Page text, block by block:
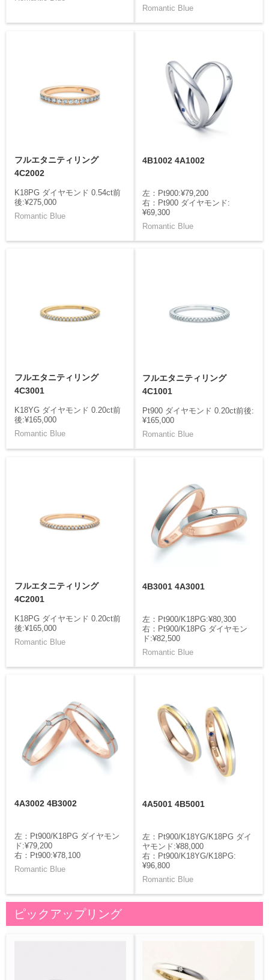
Romantic Blue
フルエタニティリング
4C2002
K18PG ダイヤモンド 0.54ct前
後:¥275,000
Romantic Blue
4B1002 4A1002
左：Pt900:¥79,200
右：Pt900 ダイヤモンド:
¥69,300
Romantic Blue
フルエタニティリング
4C3001
K18YG ダイヤモンド 0.20ct前
後:¥165,000
Romantic Blue
フルエタニティリング
4C1001
Pt900 ダイヤモンド 0.20ct前後:
¥165,000
Romantic Blue
フルエタニティリング
4C2001
K18PG ダイヤモンド 0.20ct前
後:¥165,000
Romantic Blue
4B3001 4A3001
左：Pt900/K18PG:¥80,300
右：Pt900/K18PG ダイヤモン
ド:¥82,500
Romantic Blue
4A3002 4B3002
左：Pt900/K18PG ダイヤモン
ド:¥79,200
右：Pt900:¥78,100
Romantic Blue
4A5001 4B5001
左：Pt900/K18YG/K18PG ダイ
ヤモンド:¥88,000
右：Pt900/K18YG/K18PG:
¥96,800
Romantic Blue
ピックアップリング